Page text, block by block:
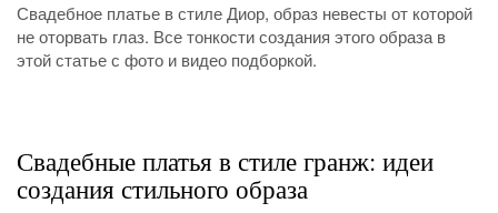
Свадебное платье в стиле Диор, образ невесты от которой
не оторвать глаз. Все тонкости создания этого образа в
этой статье с фото и видео подборкой.
Свадебные платья в стиле гранж: идеи
создания стильного образа